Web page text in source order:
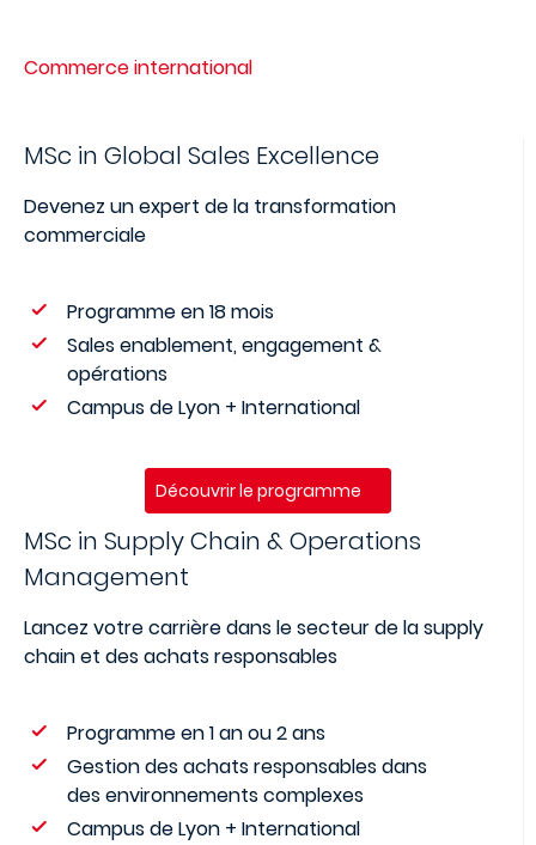
Commerce international
MSc in Global Sales Excellence
Devenez un expert de la transformation
commerciale
Programme en 18 mois
Sales enablement, engagement &
opérations
Campus de Lyon + International
Découvrir le programme
MSc in Supply Chain & Operations
Management
Lancez votre carrière dans le secteur de la supply
chain et des achats responsables
Programme en 1 an ou 2 ans
Gestion des achats responsables dans
des environnements complexes
Campus de Lyon + International